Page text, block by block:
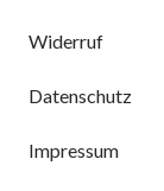
Widerruf
Datenschutz
Impressum